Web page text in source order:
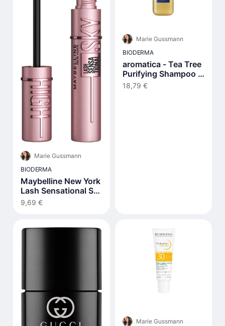
Marie Gussmann
BIODERMA
Maybelline New York
Lash Sensational Sky
High Very Black
Mascara 7,2ml
9,69 €
Marie Gussmann
BIODERMA
aromatica - Tea Tree
Purifying Shampoo -
400ml
18,79 €
Marie Gussmann